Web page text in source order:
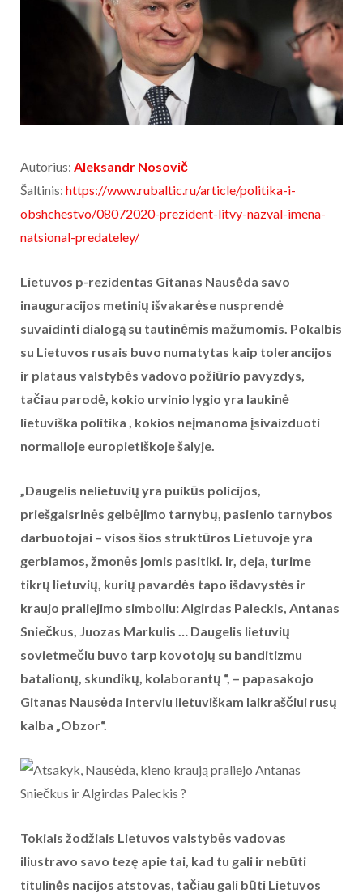
Autorius: Aleksandr Nosovič
Šaltinis: https://www.rubaltic.ru/article/politika-i-
obshchestvo/08072020-prezident-litvy-nazval-imena-
natsional-predateley/
Lietuvos p-rezidentas Gitanas Nausėda savo
inauguracijos metinių išvakarėse nusprendė
suvaidinti dialogą su tautinėmis mažumomis. Pokalbis
su Lietuvos rusais buvo numatytas kaip tolerancijos
ir plataus valstybės vadovo požiūrio pavyzdys,
tačiau parodė, kokio urvinio lygio yra laukinė
lietuviška politika , kokios neįmanoma įsivaizduoti
normalioje europietiškoje šalyje.
„Daugelis nelietuvių yra puikūs policijos,
priešgaisrinės gelbėjimo tarnybų, pasienio tarnybos
darbuotojai – visos šios struktūros Lietuvoje yra
gerbiamos, žmonės jomis pasitiki. Ir, deja, turime
tikrų lietuvių, kurių pavardės tapo išdavystės ir
kraujo praliejimo simboliu: Algirdas Paleckis, Antanas
Sniečkus, Juozas Markulis … Daugelis lietuvių
sovietmečiu buvo tarp kovotojų su banditizmu
batalionų, skundikų, kolaborantų “, – papasakojo
Gitanas Nausėda interviu lietuviškam laikraščiui rusų
kalba „Obzor“.
Tokiais žodžiais Lietuvos valstybės vadovas
iliustravo savo tezę apie tai, kad tu gali ir nebūti
titulinės nacijos atstovas, tačiau gali būti Lietuvos